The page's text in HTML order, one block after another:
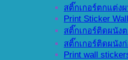
สติ๊กเกอร์ตกแต่ง
Print Sticker
สติ๊กเกอร์ติดผนัง
สติ๊กเกอร์ติดผนังก่
Print wall